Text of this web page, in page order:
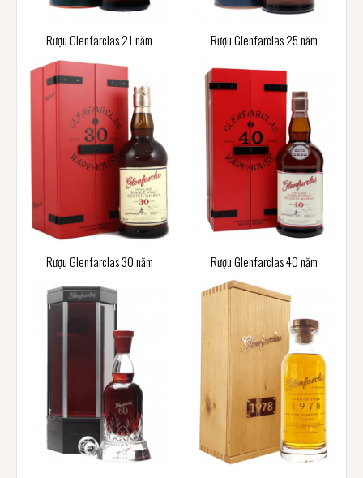
Rượu Glenfarclas 21 năm Rượu Glenfarclas 25 năm
Rượu Glenfarclas 30 năm Rượu Glenfarclas 40 năm